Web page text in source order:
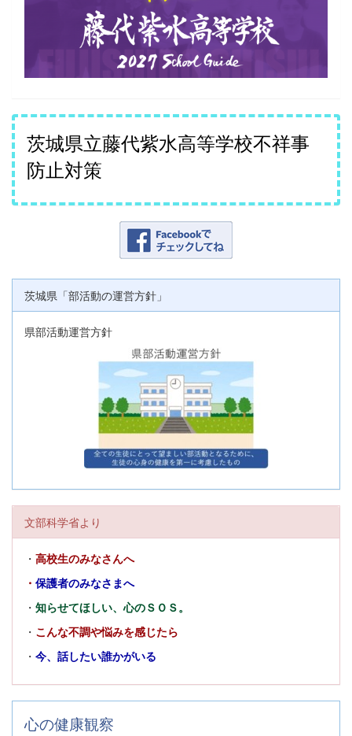
茨城県立藤代紫水高等学校不祥事
防止対策
茨城県「部活動の運営方針」
県部活動運営方針
文部科学省より
・ 高校生のみなさんへ
・ 保護者のみなさまへ
・ 知らせてほしい、心のＳＯＳ。
・ こんな不調や悩みを感じたら
・ 今、話したい誰かがいる
心の健康観察